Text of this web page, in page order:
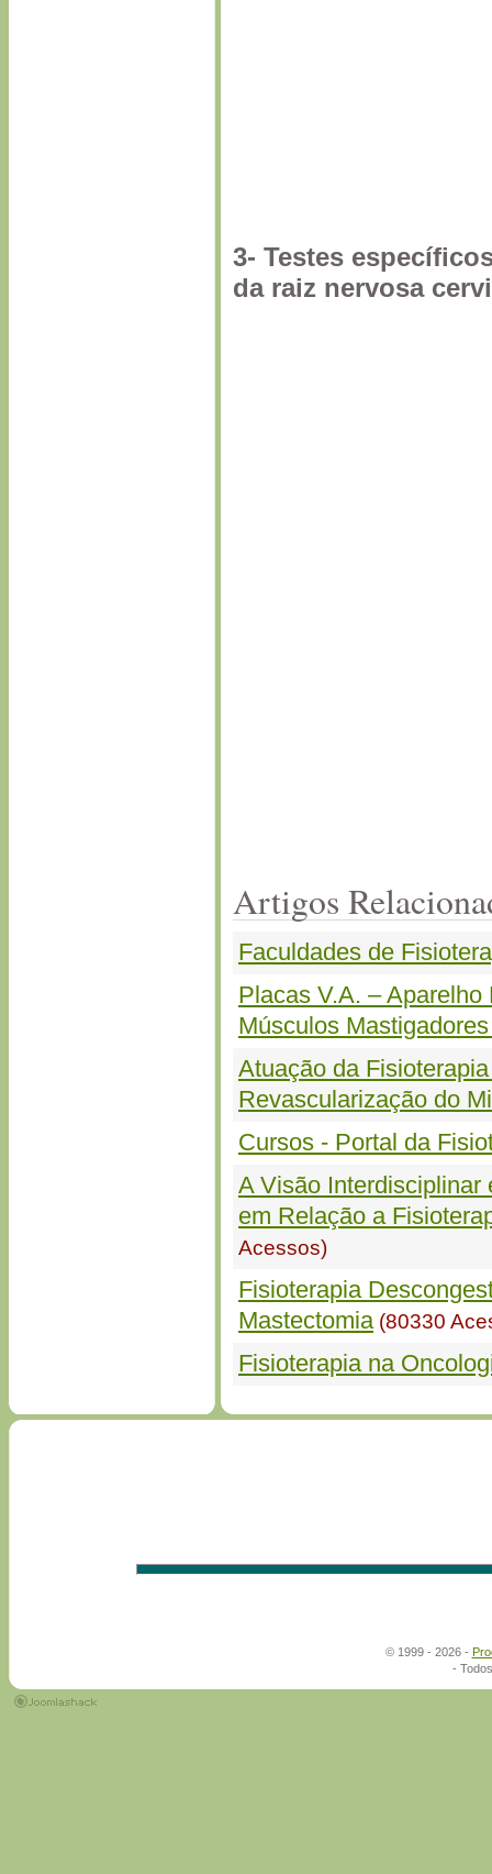
3- Testes
da raiz nervosa
Artigos
Faculdades de
Placas V.A. –
Músculos
Atuação da
Revascularização do
Cursos - Portal da
A Visão Interdisciplinar
em Relação a
Acessos)
Fisioterapia
Mastectomia (80330
Fisioterapia na
© 1999 - 2026 -
-